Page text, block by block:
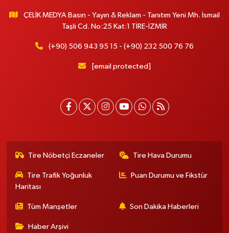
ÇELİK MEDYA Basın - Yayın & Reklam - Tanıtım Yeni Mh. İsmail
Taşlı Cd. No:25 Kat:1 TİRE-İZMİR
(+90) 506 943 95 15 - (+90) 232 500 76 76
[email protected]
Tire Nöbetçi Eczaneler Tire Hava Durumu
Tire Trafik Yoğunluk
Haritası
Puan Durumu ve Fikstür
Tüm Manşetler Son Dakika Haberleri
Haber Arşivi